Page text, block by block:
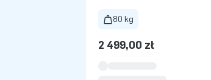
80 kg
2 499,00 zł